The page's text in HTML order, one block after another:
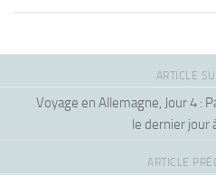
ARTICLE
Voyage en Allemagne, Jour 4 :
le dernier jour
ARTICLE